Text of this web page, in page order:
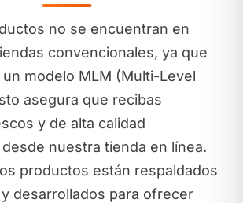
no se encuentran en
convencionales, ya que
modelo MLM (Multi-Level
asegura que recibas
y de alta calidad
nuestra tienda en línea.
productos están respaldados
desarrollados para ofrecer